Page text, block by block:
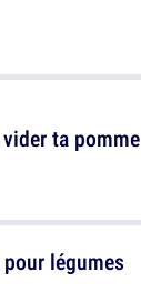
légumes
ta pomme